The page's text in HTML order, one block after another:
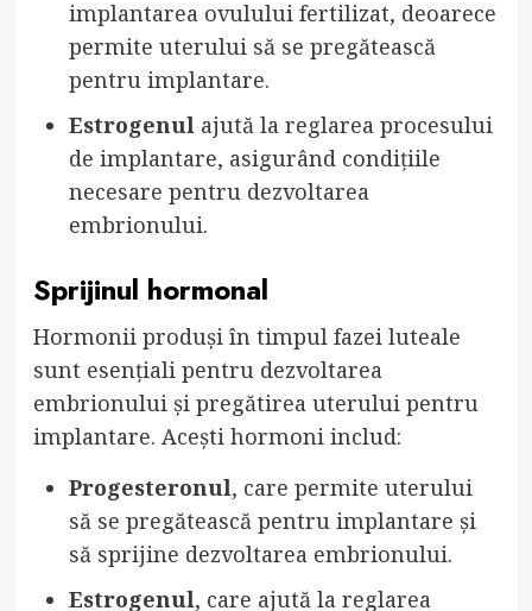
implantarea ovulului fertilizat, deoarece
permite uterului să se pregătească
pentru implantare.
Estrogenulajută la reglarea procesului
de implantare, asigurând condițiile
necesare pentru dezvoltarea
embrionului.
Sprijinul hormonal
Hormonii produși în timpul fazei luteale
sunt esențiali pentru dezvoltarea
embrionului și pregătirea uterului pentru
implantare. Acești hormoni includ:
Progesteronul, care permite uterului
să se pregătească pentru implantare și
să sprijine dezvoltarea embrionului.
Estrogenul, care ajută la reglarea